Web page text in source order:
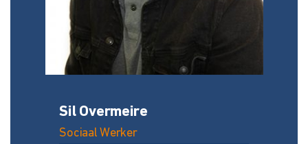
Sil Overmeire
Sociaal Werker